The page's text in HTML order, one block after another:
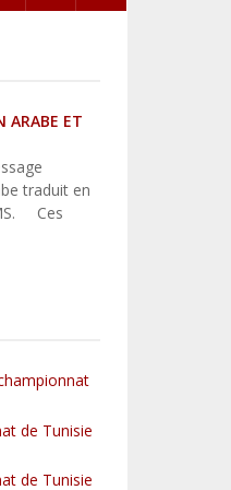
ARABE ET
traduit en
Ces
de Tunisie
de Tunisie